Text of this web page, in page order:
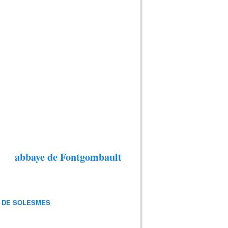
abbaye de Fontgombault
SOLESMES